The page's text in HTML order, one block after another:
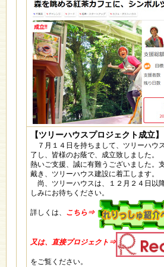
【ツリーハウスプロジェクト成立】
７月１４日を持ちまして、ツリーハウ
了し、皆様のお蔭で、成立致しました。
熱いご支援、誠に有難うございました。
戴き、ツリーハウス建設に着工します。
尚、ツリーハウスは、１２月２４日以
しみにお待ちください。
詳しくは、 こちら⇒
又は、直接プロジェクト⇒
をご覧ください。